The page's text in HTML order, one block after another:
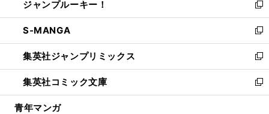
く
で
開
く
ド
ウ
で
開
く
ィ
ン
ド
ウ
で
開
く
い
ウ
ィ
ン
ド
ウ
で
開
ジャンプルーキー！
新
し
い
ウ
ィ
ン
ド
ウ
S-MANGA
新
し
い
ウ
ィ
ン
集英社ジャンプリミックス
新
し
い
ウ
集英社コミック文庫
新
し
青年マンガ